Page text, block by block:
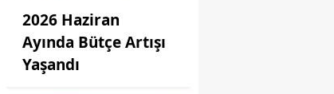
2026 Haziran
Ayında Bütçe Artışı
Yaşandı